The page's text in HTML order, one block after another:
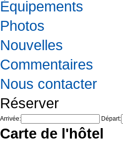
Équipements
Photos
Nouvelles
Commentaires
Nous contacter
Réserver
Arrivée: Départ:
Carte de l'hôtel